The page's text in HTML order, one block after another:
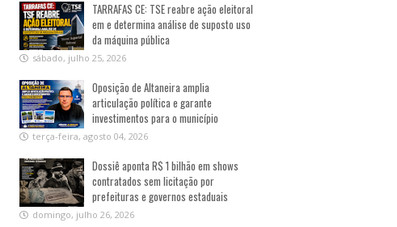
TARRAFAS CE: TSE reabre ação eleitoral
em e determina análise de suposto uso
da máquina pública
sábado, julho 25, 2026
Oposição de Altaneira amplia
articulação política e garante
investimentos para o município
terça-feira, agosto 04, 2026
Dossiê aponta R$ 1 bilhão em shows
contratados sem licitação por
prefeituras e governos estaduais
domingo, julho 26, 2026